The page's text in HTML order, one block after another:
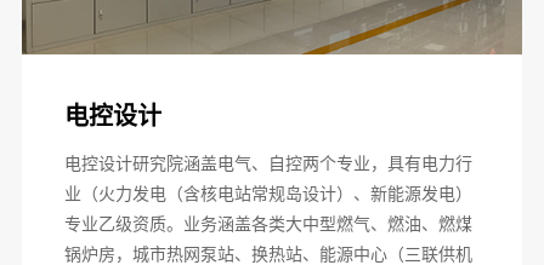
电控设计
电控设计研究院涵盖电气、自控两个专业，具有电力行
业（火力发电（含核电站常规岛设计）、新能源发电）
专业乙级资质。业务涵盖各类大中型燃气、燃油、燃煤
锅炉房，城市热网泵站、换热站、能源中心（三联供机